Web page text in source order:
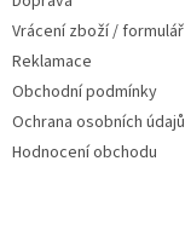
Vrácení zboží / formulář
Reklamace
Obchodní podmínky
Ochrana osobních údajů
Hodnocení obchodu